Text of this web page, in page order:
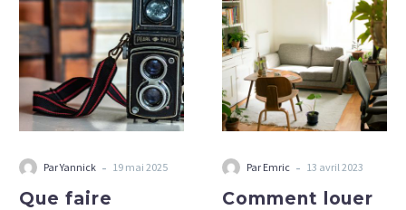
d’objets
anciens
hérités
quand
on
vit
Par Yannick - 19 mai 2025
Que faire
facilement
et
rapidement
son
appartement ?
Par Emric - 13 avril 2023
Comment louer